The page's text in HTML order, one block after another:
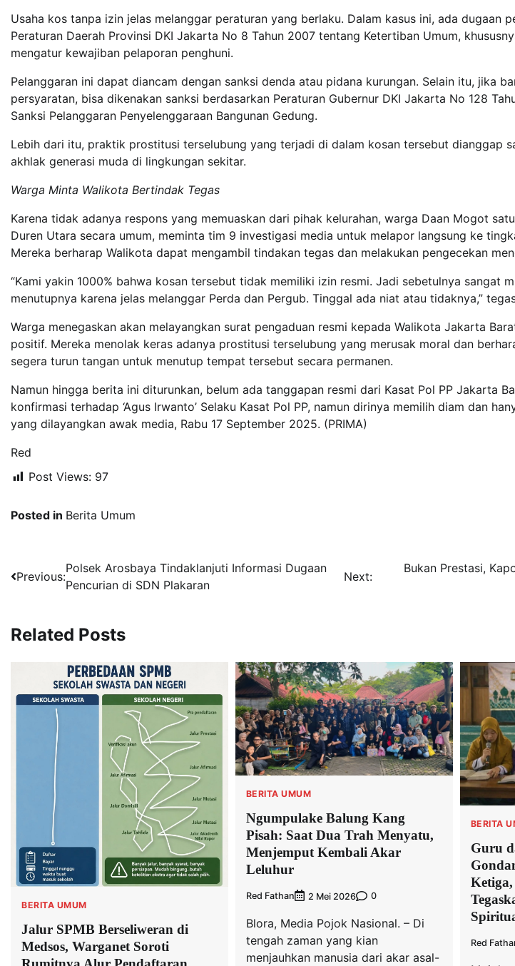
Usaha kos tanpa izin jelas melanggar peraturan yang berlaku. Dalam kasus ini, ada dugaan
Peraturan Daerah Provinsi DKI Jakarta No 8 Tahun 2007 tentang Ketertiban Umum,
mengatur kewajiban pelaporan penghuni.
Pelanggaran ini dapat diancam dengan sanksi denda atau pidana kurungan. Selain itu, jika
persyaratan, bisa dikenakan sanksi berdasarkan Peraturan Gubernur DKI Jakarta No 128
Sanksi Pelanggaran Penyelenggaraan Bangunan Gedung.
Lebih dari itu, praktik prostitusi terselubung yang terjadi di dalam kosan tersebut dianggap
akhlak generasi muda di lingkungan sekitar.
Warga Minta Walikota Bertindak Tegas
Karena tidak adanya respons yang memuaskan dari pihak kelurahan, warga Daan Mogot
Duren Utara secara umum, meminta tim 9 investigasi media untuk melapor langsung ke
Mereka berharap Walikota dapat mengambil tindakan tegas dan melakukan pengecekan
“Kami yakin 1000% bahwa kosan tersebut tidak memiliki izin resmi. Jadi sebetulnya sangat
menutupnya karena jelas melanggar Perda dan Pergub. Tinggal ada niat atau tidaknya,”
Warga menegaskan akan melayangkan surat pengaduan resmi kepada Walikota Jakarta
positif. Mereka menolak keras adanya prostitusi terselubung yang merusak moral dan
segera turun tangan untuk menutup tempat tersebut secara permanen.
Namun hingga berita ini diturunkan, belum ada tanggapan resmi dari Kasat Pol PP Jakarta
konfirmasi terhadap ‘Agus Irwanto’ Selaku Kasat Pol PP, namun dirinya memilih diam dan
yang dilayangkan awak media, Rabu 17 September 2025. (PRIMA)
Red
Post Views: 97
Posted in Berita Umum
Navigasi
Previous:
Polsek Arosbaya Tindaklanjuti Informasi Dugaan
Pencurian di SDN Plakaran
Next:
Bukan Prestasi,
Related Posts
BERITA UMUM
Jalur SPMB Berseliweran di
Medsos, Warganet Soroti
BERITA UMUM
Ngumpulake Balung Kang
Pisah: Saat Dua Trah Menyatu,
Menjemput Kembali Akar
Leluhur
Red Fathan 2 Mei 2026 0
Blora, Media Pojok Nasional. – Di
tengah zaman yang kian
menjauhkan manusia dari akar asal-
BERITA
Guru
Red